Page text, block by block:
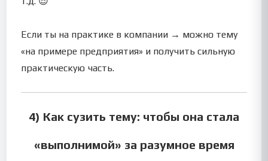
Если ты на практике в компании → можно тему
«на примере предприятия» и получить сильную
практическую часть.
4) Как сузить тему: чтобы она стала
«выполнимой» за разумное время